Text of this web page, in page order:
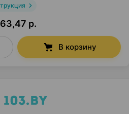
р.
В корзину